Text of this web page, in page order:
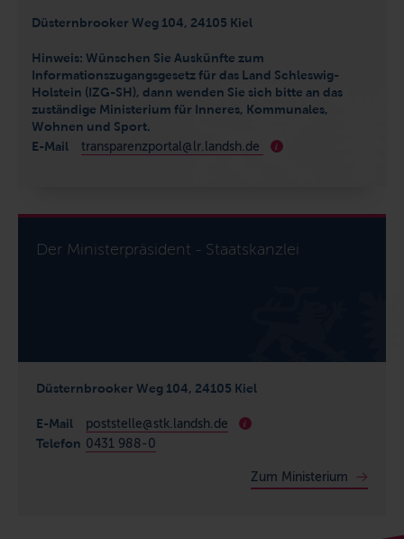
Düsternbrooker Weg 104, 24105 Kiel
Hinweis: Wünschen Sie Auskünfte zum
Informationszugangsgesetz für das Land Schleswig-
Holstein (IZG-SH), dann wenden Sie sich bitte an das
zuständige Ministerium für Inneres, Kommunales,
Wohnen und Sport.
E-Mail
transparenzportal@lr.landsh.de i
Der Ministerpräsident - Staatskanzlei
Düsternbrooker Weg 104, 24105 Kiel
E-Mail poststelle@stk.landsh.de
i
Telefon 0431 988-0
Zum Ministerium